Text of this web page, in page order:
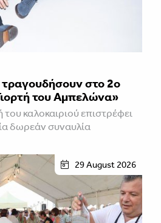
στο 2ο
του Αμπελώνα»
καλοκαιριού επιστρέφει
δωρεάν συναυλία
29 August 2026